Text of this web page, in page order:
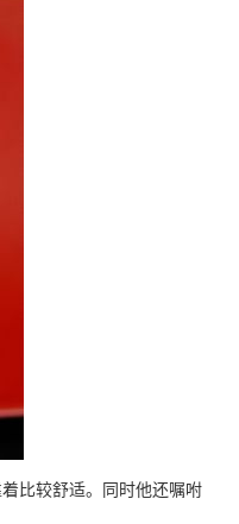
比较舒适。同时他还嘱咐